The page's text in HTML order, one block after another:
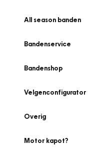
All season banden
Bandenservice
Bandenshop
Velgenconfigurator
Overig
Motor kapot?